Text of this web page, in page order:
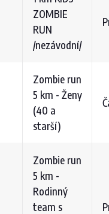
ZOMBIE
RUN
/nezávodní/
Zombie run
5 km - Ženy
(40 a
starší)
Zombie run
5 km -
Rodinný
team s